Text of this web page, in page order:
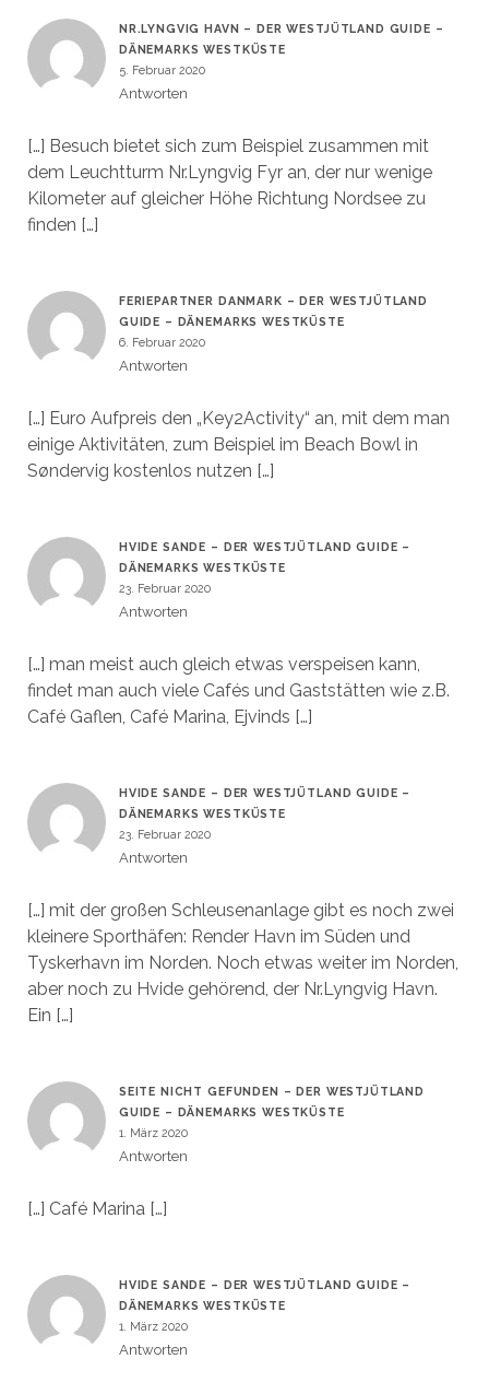
NR.LYNGVIG HAVN – DER WESTJÜTLAND GUIDE –
DÄNEMARKS WESTKÜSTE
5. Februar 2020
Antworten
[…] Besuch bietet sich zum Beispiel zusammen mit
dem Leuchtturm Nr.Lyngvig Fyr an, der nur wenige
Kilometer auf gleicher Höhe Richtung Nordsee zu
finden […]
FERIEPARTNER DANMARK – DER WESTJÜTLAND
GUIDE – DÄNEMARKS WESTKÜSTE
6. Februar 2020
Antworten
[…] Euro Aufpreis den „Key2Activity“ an, mit dem man
einige Aktivitäten, zum Beispiel im Beach Bowl in
Søndervig kostenlos nutzen […]
HVIDE SANDE – DER WESTJÜTLAND GUIDE –
DÄNEMARKS WESTKÜSTE
23. Februar 2020
Antworten
[…] man meist auch gleich etwas verspeisen kann,
findet man auch viele Cafés und Gaststätten wie z.B.
Café Gaflen, Café Marina, Ejvinds […]
HVIDE SANDE – DER WESTJÜTLAND GUIDE –
DÄNEMARKS WESTKÜSTE
23. Februar 2020
Antworten
[…] mit der großen Schleusenanlage gibt es noch zwei
kleinere Sporthäfen: Render Havn im Süden und
Tyskerhavn im Norden. Noch etwas weiter im Norden,
aber noch zu Hvide gehörend, der Nr.Lyngvig Havn.
Ein […]
SEITE NICHT GEFUNDEN – DER WESTJÜTLAND
GUIDE – DÄNEMARKS WESTKÜSTE
1. März 2020
Antworten
[…] Café Marina […]
HVIDE SANDE – DER WESTJÜTLAND GUIDE –
DÄNEMARKS WESTKÜSTE
1. März 2020
Antworten